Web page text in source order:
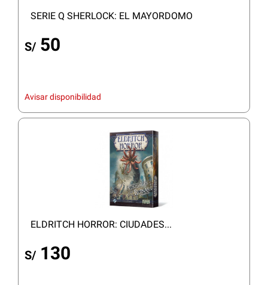
SERIE Q SHERLOCK: EL MAYORDOMO
S/ 50
Avisar disponibilidad
ELDRITCH HORROR: CIUDADES...
S/ 130